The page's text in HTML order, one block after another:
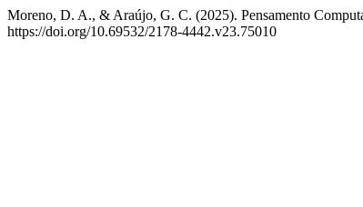
Moreno, D. A., & Araújo, G. C. (2025). Pensamento
https://doi.org/10.69532/2178-4442.v23.75010